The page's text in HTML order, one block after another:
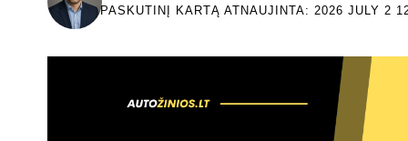
PASKUTINĮ KARTĄ ATNAUJINTA: 2026 JULY 2